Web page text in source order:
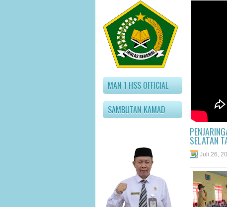
MAN 1 HSS OFFICIAL
SAMBUTAN KAMAD
SELATAN
Juli 26,